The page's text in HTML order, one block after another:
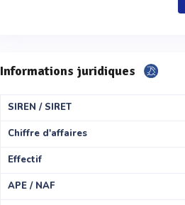
Informations juridiques
SIREN / SIRET
Chiffre d'affaires
Effectif
APE / NAF